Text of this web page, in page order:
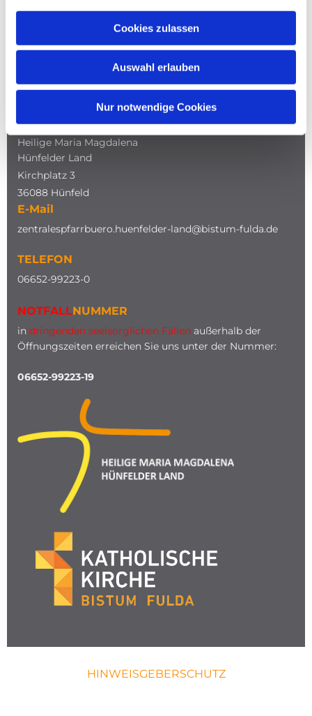
Cookies zulassen
Auswahl erlauben
Nur notwendige Cookies
NAVIGATION
Katholische Kirche
Heilige Maria Magdalena
Hünfelder Land
Kirchplatz 3
36088 Hünfeld
E-Mail
zentralespfarrbuero.huenfelder-land@bistum-fulda.de
TELEFON
06652-99223-0
NOTFALLNUMMER
in dringenden seelsorglichen Fällen außerhalb der
Öffnungszeiten erreichen Sie uns unter der Nummer:
06652-99223-19
HINWEISGEBERSCHUTZ